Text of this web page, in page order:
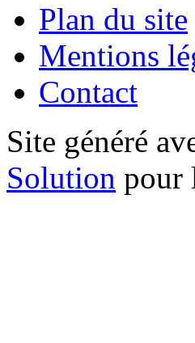
Plan du site
Mentions
Contact
Site généré
Solution pour